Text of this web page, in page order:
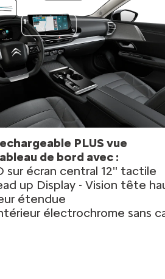
PLUS vue
de bord avec :
sur écran central 12'' tactile
up Display - Vision tête
étendue
électrochrome sans